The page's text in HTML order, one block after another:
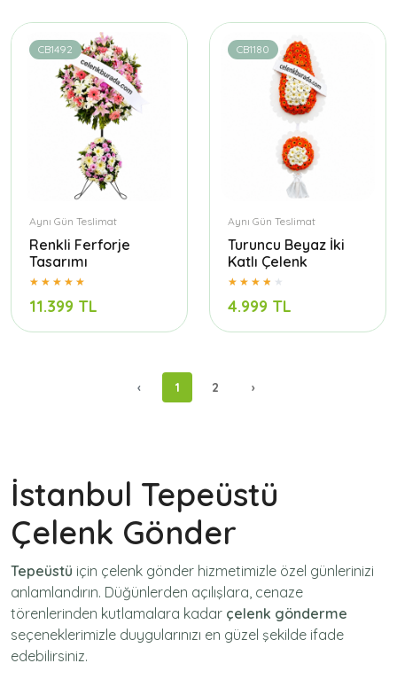
CB1492
Aynı Gün Teslimat
Renkli Ferforje
Tasarımı
11.399 TL
CB1180
Aynı Gün Teslimat
Turuncu Beyaz İki
Katlı Çelenk
4.999 TL
‹ 1 2 ›
İstanbul Tepeüstü
Çelenk Gönder
Tepeüstü için çelenk gönder hizmetimizle özel günlerinizi
anlamlandırın. Düğünlerden açılışlara, cenaze
törenlerinden kutlamalara kadar çelenk gönderme
seçeneklerimizle duygularınızı en güzel şekilde ifade
edebilirsiniz.